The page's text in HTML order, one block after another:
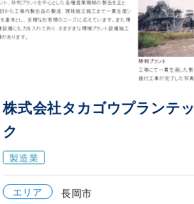
株式会社タカゴウプランテッ
ク
製造業
エリア 長岡市